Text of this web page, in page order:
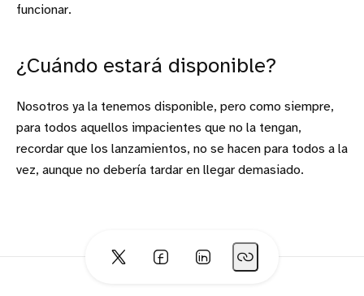
funcionar.
¿Cuándo estará disponible?
Nosotros ya la tenemos disponible, pero como siempre,
para todos aquellos impacientes que no la tengan,
recordar que los lanzamientos, no se hacen para todos a la
vez, aunque no debería tardar en llegar demasiado.